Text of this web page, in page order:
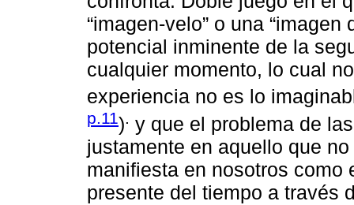
“imagen-velo” o una
potencial inminente de la
cualquier momento, lo cual
experiencia no es lo
p.11). y que el problema de
justamente en aquello que
manifiesta en nosotros
presente del tiempo a través